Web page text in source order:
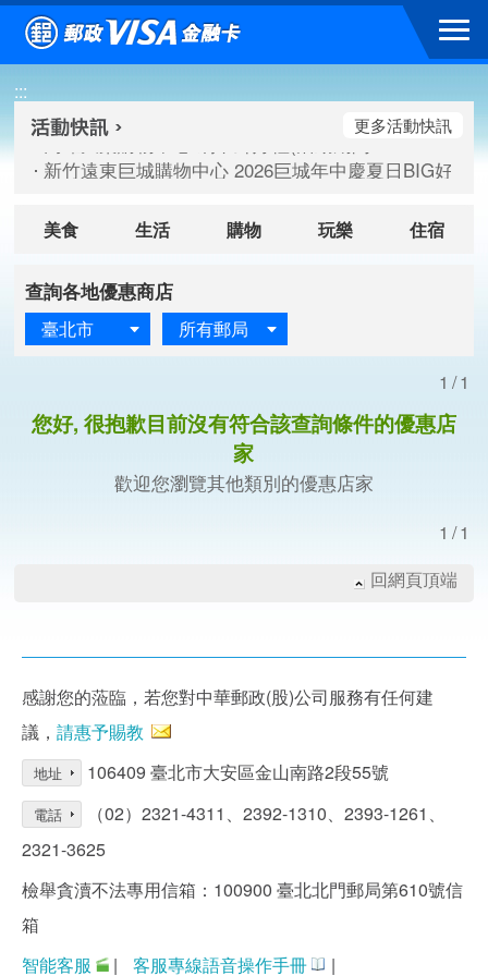
跳到主要內容區塊
:::
高雄大樂購物中心 刷卡郵好禮(活動期間：115/08/07-
臺北三創生活 有點東西第2波 刷卡郵好禮(活動期間：
高雄大樂購物中心 刷卡郵好禮(活動期間：115/08/07-
新竹遠東巨城購物中心 2026巨城年中慶夏日BIG好刷(
更多活動快訊
美食 生活 購物 玩樂 住宿
查詢各地優惠商店
臺北市 所有郵局
1/1
您好, 很抱歉目前沒有符合該查詢條件的優惠店
家
歡迎您瀏覽其他類別的優惠店家
1/1
回網頁頂端
感謝您的蒞臨，若您對中華郵政(股)公司服務有任何建
議， 請惠予賜教
地址 106409 臺北市大安區金山南路2段55號
電話
（02）2321-4311、2392-1310、2393-1261、
2321-3625
檢舉貪瀆不法專用信箱：100900 臺北北門郵局第610號信
箱
智能客服
| 客服專線語音操作手冊 |